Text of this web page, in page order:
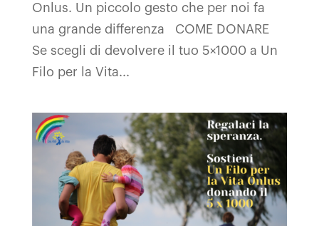
Onlus. Un piccolo gesto che per noi fa
una grande differenza COME DONARE
Se scegli di devolvere il tuo 5×1000 a Un
Filo per la Vita...